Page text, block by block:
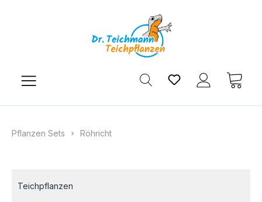
Du hast 0
Pflanzen Sets Röhricht
Teichpflanzen